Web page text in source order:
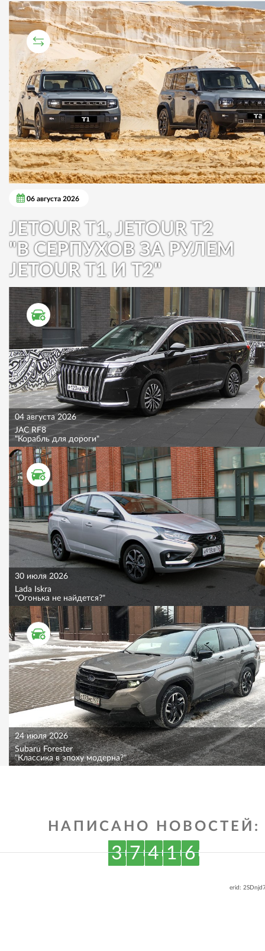
СРАВНИТЕЛЬНЫЙ ТЕСТ
06 августа 2026
JETOUR T1, JETOUR T2
"В СЕРПУХОВ ЗА РУЛЕМ
JETOUR T1 И T2"
ТЕСТ ДРАЙВ
04 августа 2026
JAC RF8
"Корабль для дороги"
ТЕСТ ДРАЙВ
30 июля 2026
Lada Iskra
"Огонька не найдется?"
ТЕСТ ДРАЙВ
24 июля 2026
Subaru Forester
"Классика в эпоху модерна?"
НАПИСАНО НОВОСТЕЙ:
3 7 4 1 6
erid: